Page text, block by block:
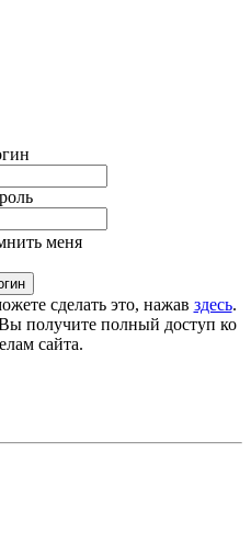
меня
сделать это, нажав здесь.
получите полный доступ ко
сайта.